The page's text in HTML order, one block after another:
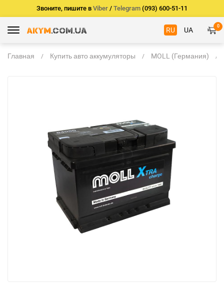
Звоните, пишите в Viber / Telegram (093) 600-51-11
RU UA 0
Главная Купить авто аккумуляторы MOLL (Германия)